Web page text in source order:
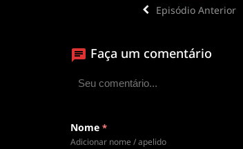
Clique para
Conectando ao servidor de
Episódio Anterior
Faça um comentário
Nome *
Adicionar nome / apelido